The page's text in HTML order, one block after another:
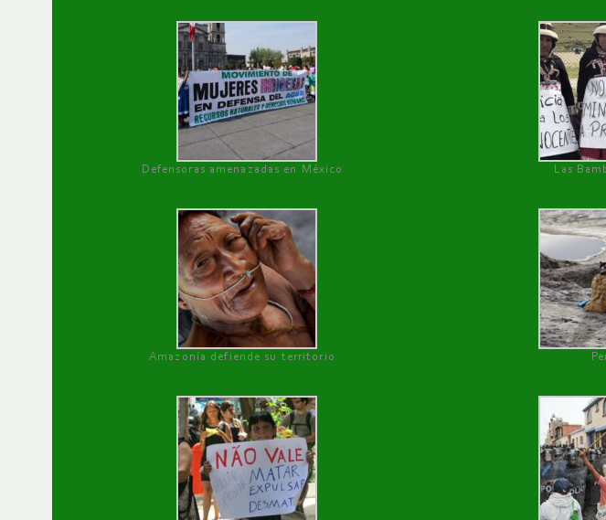
Defensoras amenazadas en México Las
Amazonía defiende su territorio